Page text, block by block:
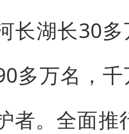
长湖长30
多万名，
者。全面推